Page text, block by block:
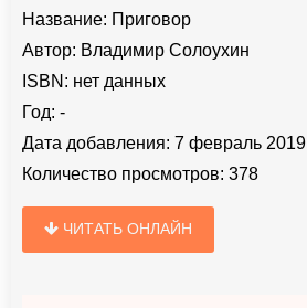
Название: Приговор
Автор: Владимир Солоухин
ISBN: нет данных
Год: -
Дата добавления: 7 февраль 2019
Количество просмотров: 378
ЧИТАТЬ ОНЛАЙН